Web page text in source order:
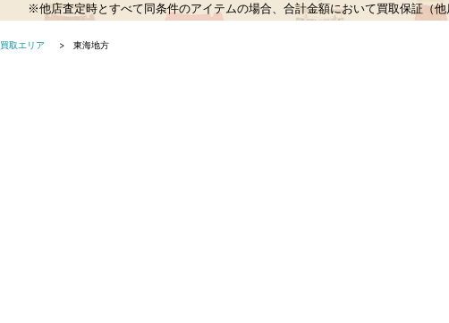
※他店査定時とすべて同条件のアイテムの場合、合計金額において買取保証（
買取エリア 東海地方